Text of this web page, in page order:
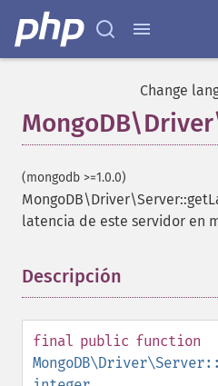
Change
(mongodb >=1.0.0)
latencia de este servidor en
Descripción
final public function